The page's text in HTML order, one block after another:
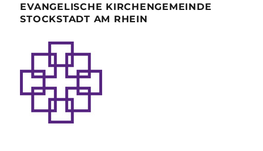
EVANGELISCHE KIRCHENGEMEINDE
STOCKSTADT AM RHEIN